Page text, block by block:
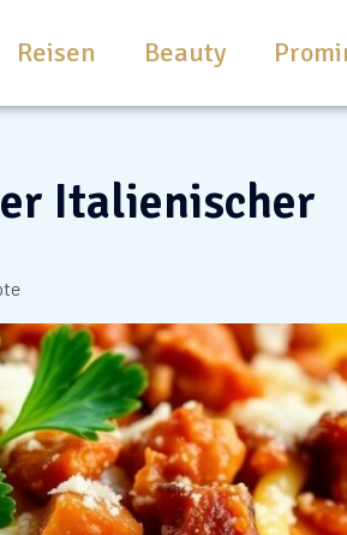
Reisen Beauty
Italienischer